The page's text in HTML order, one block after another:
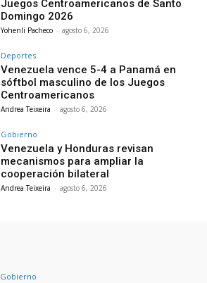
Juegos Centroamericanos de Santo
Domingo 2026
Yohenli Pacheco - agosto 6, 2026
Deportes
Venezuela vence 5-4 a Panamá en
sóftbol masculino de los Juegos
Centroamericanos
Andrea Teixeira - agosto 6, 2026
Gobierno
Venezuela y Honduras revisan
mecanismos para ampliar la
cooperación bilateral
Andrea Teixeira - agosto 6, 2026
Gobierno